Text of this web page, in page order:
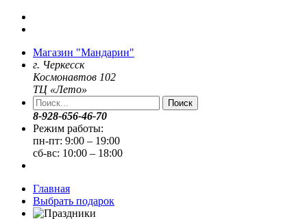
Магазин "Мандарин"
г. Черкесск
Космонавтов 102
ТЦ «Лето»
Поиск
8-928-656-46-70
Режим работы:
пн-пт: 9:00 – 19:00
сб-вс: 10:00 – 18:00
Главная
Выбрать подарок